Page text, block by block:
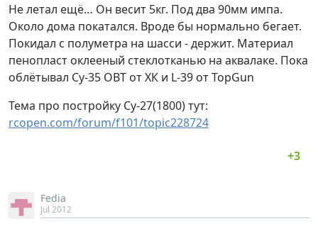
Не летал ещё… Он весит 5кг. Под два 90мм импа.
Около дома покатался. Вроде бы нормально бегает.
Покидал с полуметра на шасси - держит. Материал
пенопласт оклееный стеклотканью на аквалаке. Пока
облётывал Су-35 ОВТ от ХК и L-39 от ТорGun
Тема про постройку Су-27(1800) тут:
rcopen.com/forum/f101/topic228724
Fedia
Jul 2012